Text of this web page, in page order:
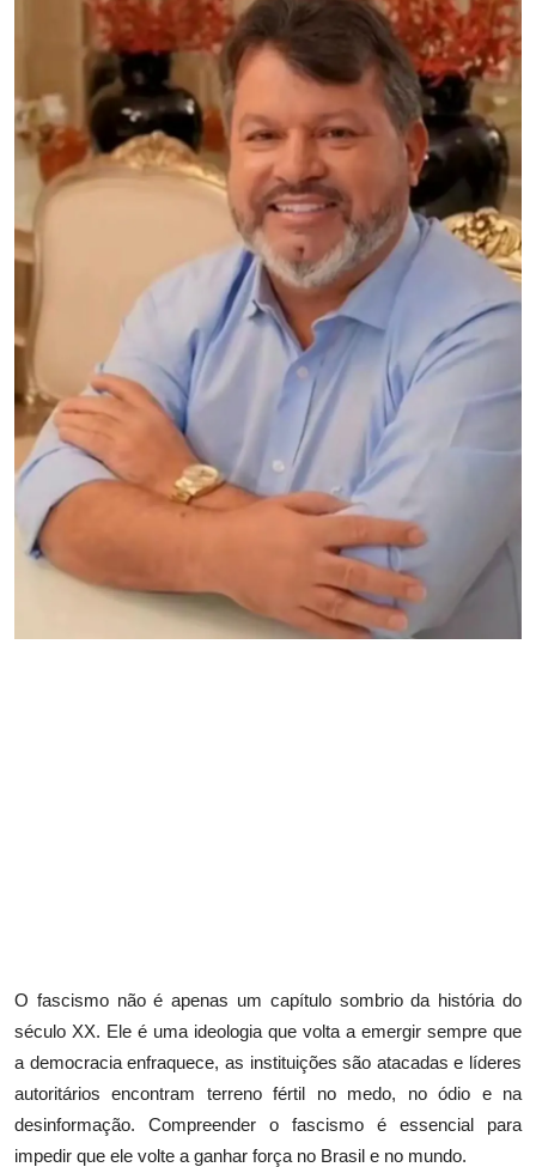
O fascismo não é apenas um capítulo sombrio da história do
século XX. Ele é uma ideologia que volta a emergir sempre que
a democracia enfraquece, as instituições são atacadas e líderes
autoritários encontram terreno fértil no medo, no ódio e na
desinformação. Compreender o fascismo é essencial para
impedir que ele volte a ganhar força no Brasil e no mundo.